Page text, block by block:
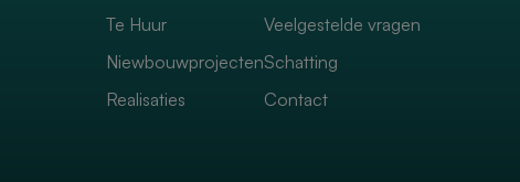
Te Huur
Niewbouwprojecten
Realisaties
Veelgestelde vragen
Schatting
Contact